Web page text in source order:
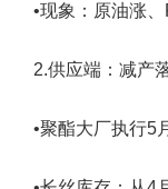
•现象：原油涨
2.供应端：减产
•聚酯大厂执行5